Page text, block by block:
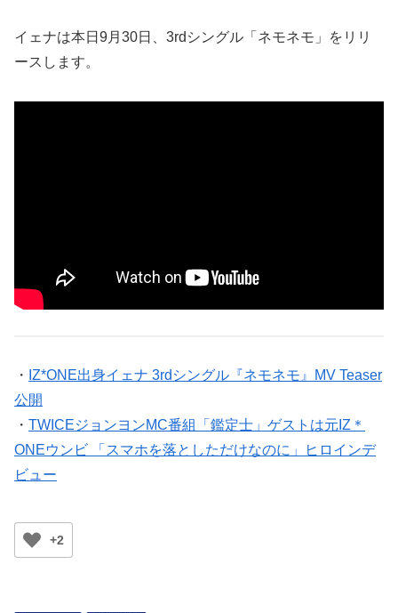
イェナは本日9月30日、3rdシングル「ネモネモ」をリリ
ースします。
・ IZ*ONE出身イェナ 3rdシングル『ネモネモ』MV Teaser
公開
・ TWICEジョンヨンMC番組「鑑定士」ゲストは元IZ＊
ONEウンビ 「スマホを落としただけなのに」ヒロインデ
ビュー
+2